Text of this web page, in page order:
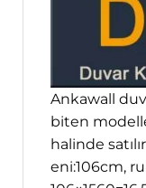
Ankawall
biten
halinde
eni:106cm,